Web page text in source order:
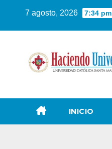
7 agosto, 2026 7:34 pm
INICIO